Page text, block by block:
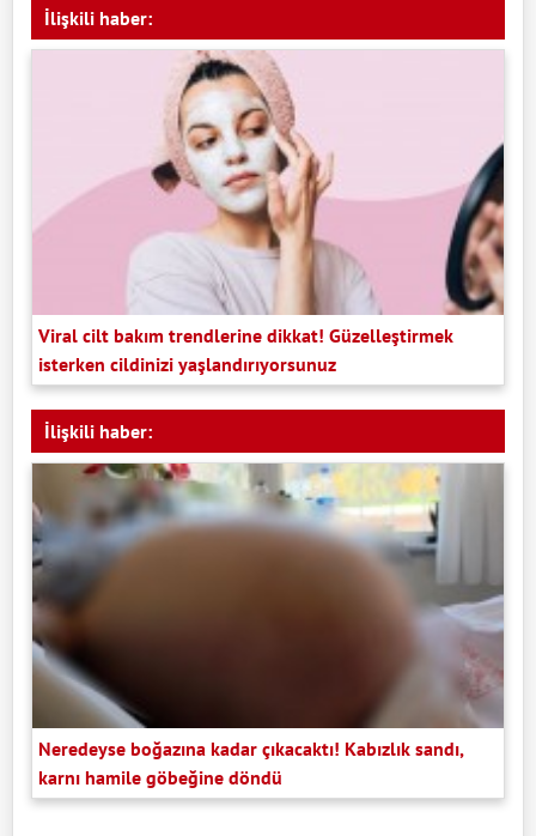
İlişkili haber:
Viral cilt bakım trendlerine dikkat! Güzelleştirmek
isterken cildinizi yaşlandırıyorsunuz
İlişkili haber:
Neredeyse boğazına kadar çıkacaktı! Kabızlık sandı,
karnı hamile göbeğine döndü